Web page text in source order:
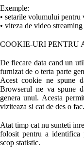
Exemple:
• setarile volumului pentru
• viteza de video
COOKIE-URI PENTRU
De fiecare data cand un
furnizat de o terta parte
Acest cookie ne spune
Browserul ne va spune
genera unul. Acesta
viziteaza si cat de des o fac.
Atat timp cat nu sunteti
folosit pentru a identifica
scop statistic.